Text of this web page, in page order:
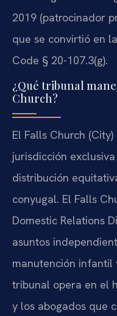
2019 (patrocinador
que se convirtió en
Code § 20-107.3(g).
¿Qué tribunal
Church?
El Falls Church
jurisdicción
distribución
conyugal. El Falls
Domestic Relations
asuntos
manutención infantil
tribunal opera en el
y los abogados que